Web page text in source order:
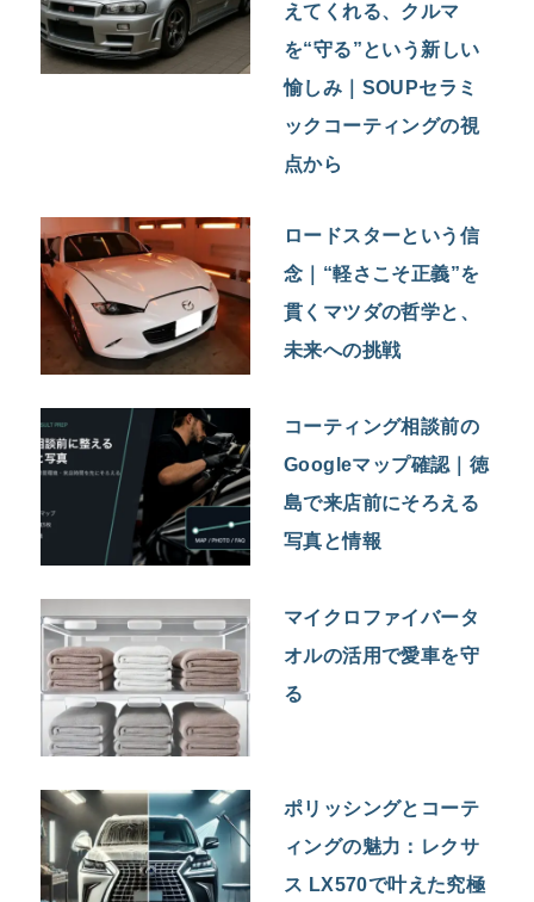
えてくれる、クルマ
を“守る”という新しい
愉しみ｜SOUPセラミ
ックコーティングの視
点から
ロードスターという信
念｜“軽さこそ正義”を
貫くマツダの哲学と、
未来への挑戦
コーティング相談前の
Googleマップ確認｜徳
島で来店前にそろえる
写真と情報
マイクロファイバータ
オルの活用で愛車を守
る
ポリッシングとコーテ
ィングの魅力：レクサ
ス LX570で叶えた究極